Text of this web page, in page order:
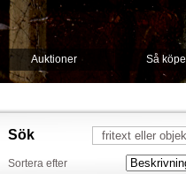
Auktioner Så
Sök
Sortera efter